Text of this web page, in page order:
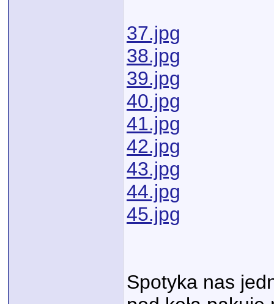
37.jpg
38.jpg
39.jpg
40.jpg
41.jpg
42.jpg
43.jpg
44.jpg
45.jpg
Spotyka nas